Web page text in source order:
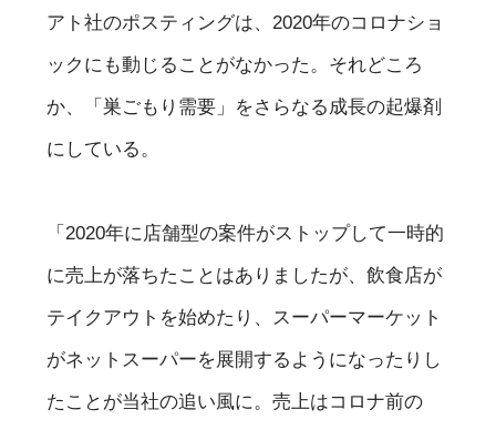
アト社のポスティングは、2020年のコロナショ
ックにも動じることがなかった。それどころ
か、「巣ごもり需要」をさらなる成長の起爆剤
にしている。
「2020年に店舗型の案件がストップして一時的
に売上が落ちたことはありましたが、飲食店が
テイクアウトを始めたり、スーパーマーケット
がネットスーパーを展開するようになったりし
たことが当社の追い風に。売上はコロナ前の